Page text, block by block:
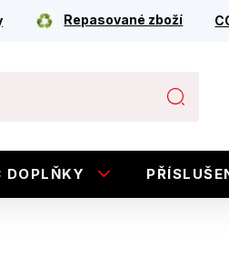
Repasované zboží
DOPLŇKY